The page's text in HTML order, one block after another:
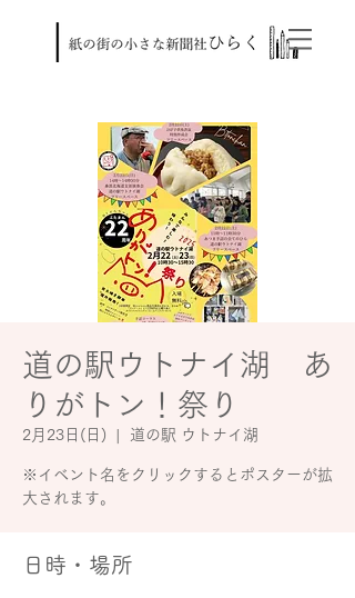
道の駅ウトナイ湖 あ
りがトン！祭り
2月23日(日) 道の駅 ウトナイ湖
※イベント名をクリックするとポスターが拡
大されます。
日時・場所